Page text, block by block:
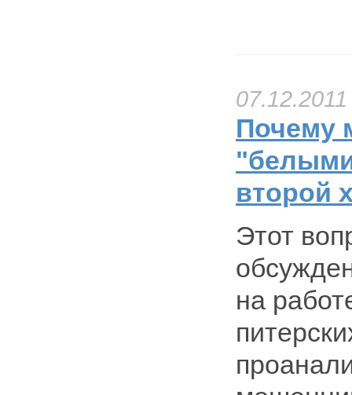
07.12.2011
Почему
второй
Этот
на